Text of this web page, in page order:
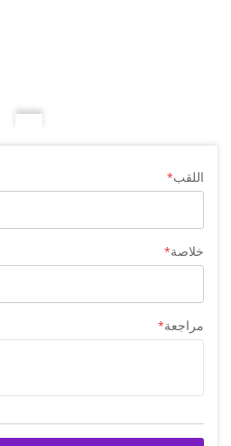
اللقب
خلاصة
مراجعة